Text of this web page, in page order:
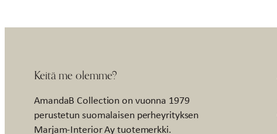
Keitä me olemme?
AmandaB Collection on vuonna 1979
perustetun suomalaisen perheyrityksen
Marjam-Interior Ay tuotemerkki.